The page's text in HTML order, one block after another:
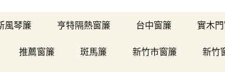
風琴簾 亨特隔熱窗簾 台中窗簾 實木
推薦窗簾 斑馬簾 新竹市窗簾 新竹